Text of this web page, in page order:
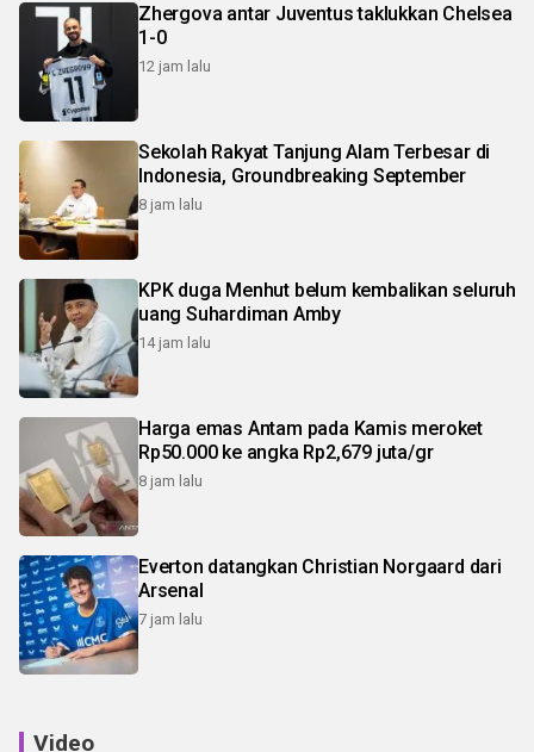
Zhergova antar Juventus taklukkan Chelsea
1-0
12 jam lalu
Sekolah Rakyat Tanjung Alam Terbesar di
Indonesia, Groundbreaking September
8 jam lalu
KPK duga Menhut belum kembalikan seluruh
uang Suhardiman Amby
14 jam lalu
Harga emas Antam pada Kamis meroket
Rp50.000 ke angka Rp2,679 juta/gr
8 jam lalu
Everton datangkan Christian Norgaard dari
Arsenal
7 jam lalu
Video